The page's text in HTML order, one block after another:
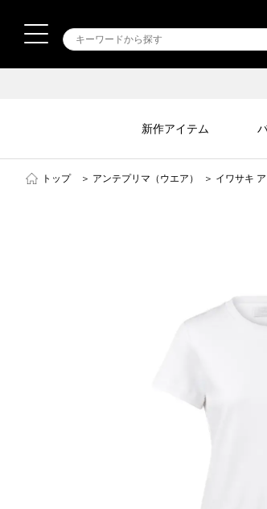
新作アイテム
トップ ＞ アンテプリマ（ウエア） ＞ イワサキ